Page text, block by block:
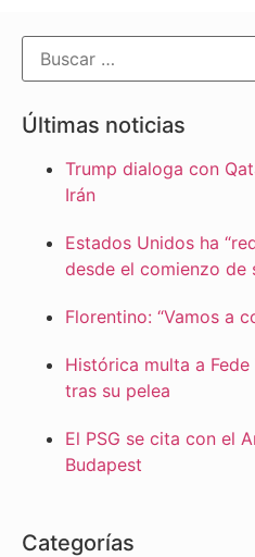
Últimas noticias
Trump dialoga con
Irán
Estados Unidos ha
desde el comienzo de
Florentino: “Vamos a
Histórica multa a
tras su pelea
El PSG se cita con el
Budapest
Categorías